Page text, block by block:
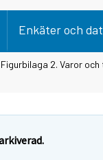
Enkäter och
Figurbilaga 2. Varor